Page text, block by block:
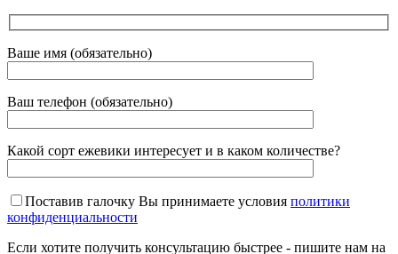
Ваше имя (обязательно)
Ваш телефон (обязательно)
Какой сорт ежевики интересует и в каком количестве?
Поставив галочку Вы принимаете условия политики
конфиденциальности
Если хотите получить консультацию быстрее - пишите нам на